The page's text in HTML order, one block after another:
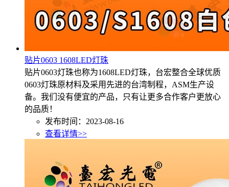
贴片0603 1608LED灯珠
贴片0603灯珠也称为1608LED灯珠，台宏整合全球优质
0603灯珠原材料及采用先进的台湾制程，ASM生产设
备。我们没有便宜的产品，只有让更多合作客户更放心
的品质！
发布时间：2023-08-16
查看详情>>